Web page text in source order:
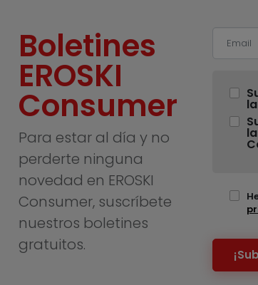
Boletines
EROSKI
Consumer
Para estar al día y no
perderte ninguna
novedad en EROSKI
Consumer, suscríbete
nuestros boletines
gratuitos.